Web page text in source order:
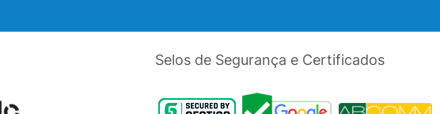
Selos de Segurança e Certificados